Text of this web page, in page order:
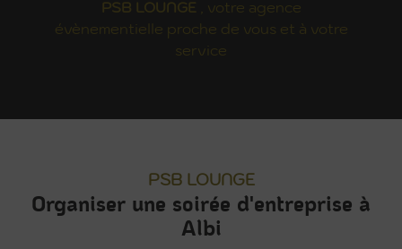
PSB LOUNGE , votre agence
évènementielle proche de vous et à votre
service
PSB LOUNGE
Organiser une soirée d'entreprise à
Albi